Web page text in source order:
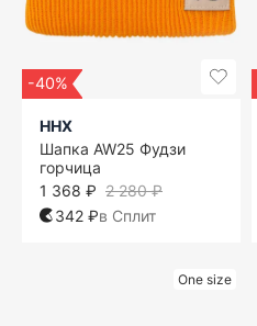
-40%
ННХ
Шапка AW25 Фудзи
горчица
2 280 ₽
1 368 ₽
342 ₽в Сплит
One size